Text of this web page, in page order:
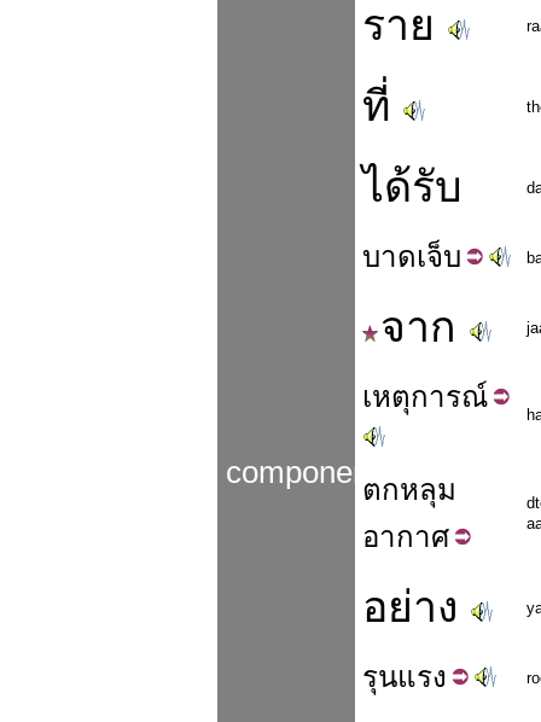
components
ราย
ที่
ได้รับ
บาดเจ็บ
จาก
เหตุการณ์
ตกหลุม
อากาศ
อย่าง
รุนแรง